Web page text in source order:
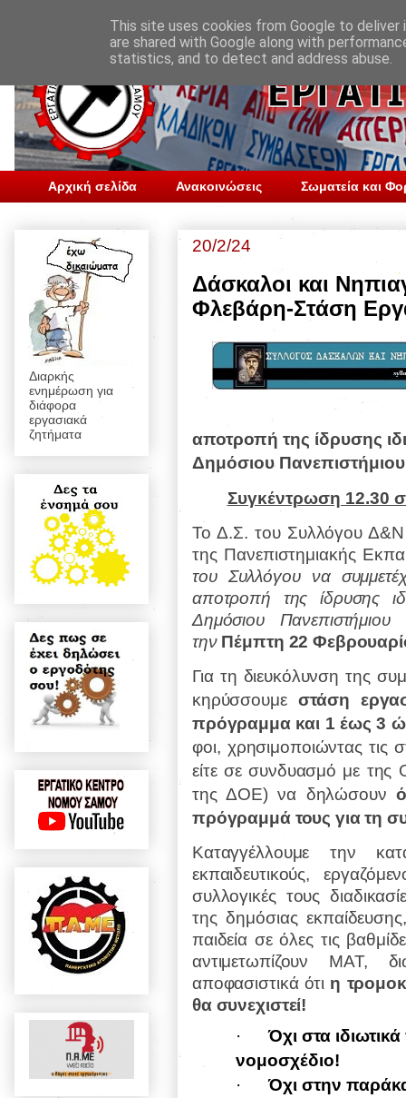
Αρχική σελίδα Ανακοινώσεις Σωματεία και
20/2/24
Δάσκαλοι και
Φλεβάρη-Στάση
αποτροπή της ίδρυσης
Δημόσιου Πανεπιστήμιου
Συγκέντρωση 12.30
Το Δ.Σ. του Συλλόγου Δ&Ν
της Πανεπιστημιακής
του Συλλόγου
να
αποτροπή της ίδρυσης
Δημόσιου
την Πέμπτη 22
Για τη διευκόλυνση της
κηρύσσουμεστάση
πρόγραμμα και 1 έως 3
φοι, χρησιμοποιώντας τις
είτε σε συνδυασμό με
της ΔΟΕ) να δηλώσουν
πρόγραμμά τους για τη
Καταγγέλλουμε την
εκπαιδευτικούς,
συλλογικές τους
της δημόσιας
παιδεία σε όλες τις
αντιμετωπίζουν ΜΑΤ,
αποφασιστικά ότι η
θα συνεχιστεί!
·
Όχι στα
νομοσχέδιο!
·
Όχι στην
Διαρκής
ενημέρωση για
διάφορα
εργασιακά
ζητήματα
This site uses cookies from Google to
are shared with Google along with
statistics, and to detect and address abuse.